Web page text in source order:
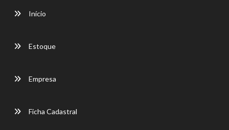
Início
Estoque
Empresa
Ficha Cadastral